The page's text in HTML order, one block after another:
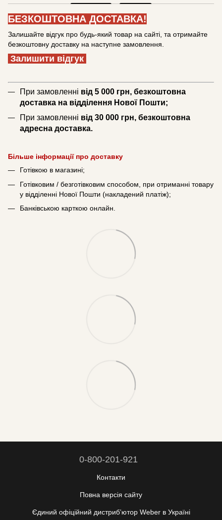
БЕЗКОШТОВНА ДОСТАВКА!
Залишайте відгук про будь-який товар на сайті, та отримайте
безкоштовну доставку на наступне замовлення.
Залишити відгук
При замовленні від 5 000 грн, безкоштовна
доставка на відділення Нової Пошти;
При замовленні від 30 000 грн, безкоштовна
адресна доставка.
Більше інформації про доставку
Готівкою в магазині;
Готівковим / безготівковим способом, при отриманні товару
у відділенні Нової Пошти (накладений платіж);
Банківською карткою онлайн.
0-800-201-921
Контакти
Повна версія сайту
Єдиний офіційний дистрибʼютор Weber в Україні